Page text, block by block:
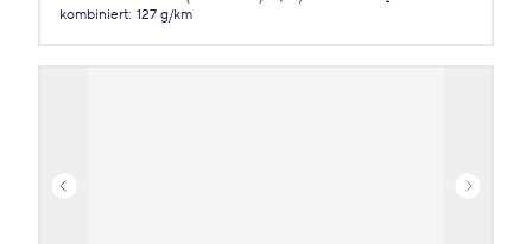
kombiniert: 127 g/km